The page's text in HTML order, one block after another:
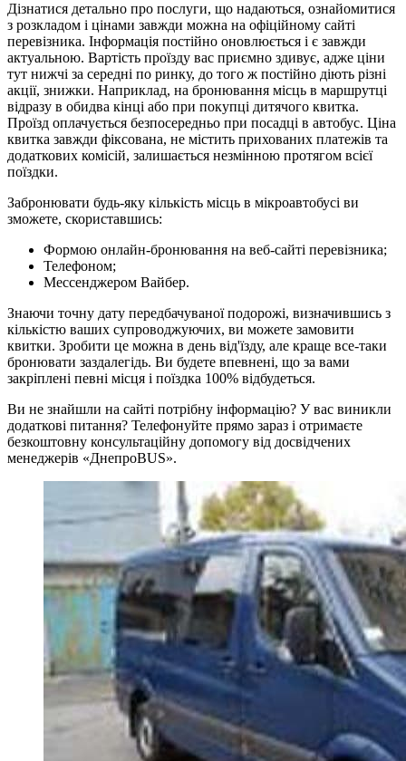
Дізнатися детально про послуги, що надаються, ознайомитися
з розкладом і цінами завжди можна на офіційному сайті
перевізника. Інформація постійно оновлюється і є завжди
актуальною. Вартість проїзду вас приємно здивує, адже ціни
тут нижчі за середні по ринку, до того ж постійно діють різні
акції, знижки. Наприклад, на бронювання місць в маршрутці
відразу в обидва кінці або при покупці дитячого квитка.
Проїзд оплачується безпосередньо при посадці в автобус. Ціна
квитка завжди фіксована, не містить прихованих платежів та
додаткових комісій, залишається незмінною протягом всієї
поїздки.
Забронювати будь-яку кількість місць в мікроавтобусі ви
зможете, скориставшись:
Формою онлайн-бронювання на веб-сайті перевізника;
Телефоном;
Мессенджером Вайбер.
Знаючи точну дату передбачуваної подорожі, визначившись з
кількістю ваших супроводжуючих, ви можете замовити
квитки. Зробити це можна в день від'їзду, але краще все-таки
бронювати заздалегідь. Ви будете впевнені, що за вами
закріплені певні місця і поїздка 100% відбудеться.
Ви не знайшли на сайті потрібну інформацію? У вас виникли
додаткові питання? Телефонуйте прямо зараз і отримаєте
безкоштовну консультаційну допомогу від досвідчених
менеджерів «ДнепроBUS».